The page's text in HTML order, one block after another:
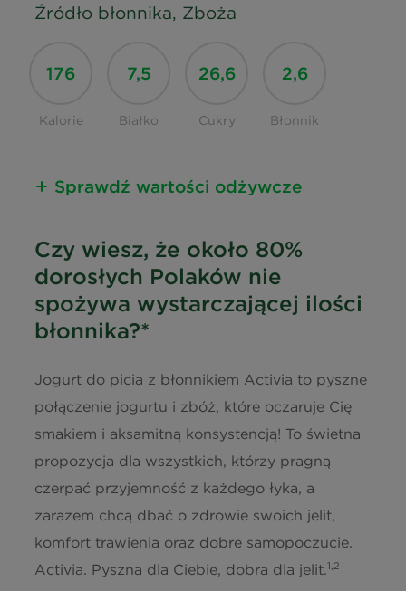
Źródło błonnika, Zboża
176
Kalorie
7,5
Białko
26,6
Cukry
2,6
Błonnik
Sprawdź wartości odżywcze
odżywczych
270 kJ / 64
kcal
w tym kwasy nasycone 0,8 g
Węglowodany 10,0 g
w tym cukry
Czy wiesz, że około 80%
dorosłych Polaków nie
spożywa wystarczającej ilości
błonnika?*
Jogurt do picia z błonnikiem Activia to pyszne
połączenie jogurtu i zbóż, które oczaruje Cię
smakiem i aksamitną konsystencją! To świetna
propozycja dla wszystkich, którzy pragną
czerpać przyjemność z każdego łyka, a
zarazem chcą dbać o zdrowie swoich jelit,
komfort trawienia oraz dobre samopoczucie.
Activia. Pyszna dla Ciebie, dobra dla jelit.1,2